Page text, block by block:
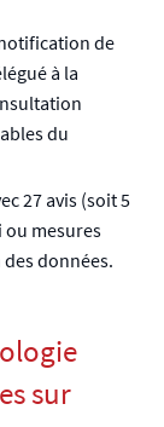
de
à la
du
27 avis (soit 5
ou mesures
données.
sur